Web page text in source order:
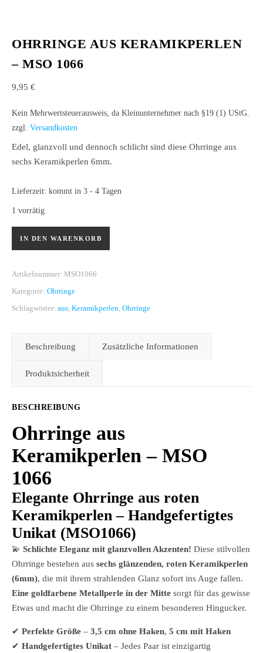
OHRRINGE AUS KERAMIKPERLEN
– MSO 1066
9,95 €
Kein Mehrwertsteuerausweis, da Kleinunternehmer nach §19 (1) UStG.
zzgl. Versandkosten
Edel, glanzvoll und dennoch schlicht sind diese Ohrringe aus
sechs Keramikperlen 6mm.
Lieferzeit: kommt in 3 - 4 Tagen
1 vorrätig
IN DEN WARENKORB
Artikelnummer: MSO1066
Kategorie: Ohrringe
Schlagwörter: aus, Keramikperlen, Ohrringe
Beschreibung Zusätzliche Informationen
Produktsicherheit
BESCHREIBUNG
Ohrringe aus
Keramikperlen – MSO
1066
Elegante Ohrringe aus roten
Keramikperlen – Handgefertigtes
Unikat (MSO1066)
💫 Schlichte Eleganz mit glanzvollen Akzenten! Diese stilvollen
Ohrringe bestehen aus sechs glänzenden, roten Keramikperlen
(6mm), die mit ihrem strahlenden Glanz sofort ins Auge fallen.
Eine goldfarbene Metallperle in der Mitte sorgt für das gewisse
Etwas und macht die Ohrringe zu einem besonderen Hingucker.
✔ Perfekte Größe – 3,5 cm ohne Haken, 5 cm mit Haken
✔ Handgefertigtes Unikat – Jedes Paar ist einzigartig